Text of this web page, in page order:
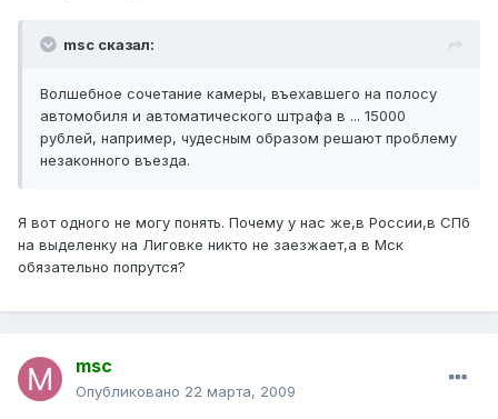
msc сказал:
Волшебное сочетание камеры, въехавшего на полосу
автомобиля и автоматического штрафа в ... 15000
рублей, например, чудесным образом решают проблему
незаконного въезда.
Я вот одного не могу понять. Почему у нас же,в России,в СПб
на выделенку на Лиговке никто не заезжает,а в Мск
обязательно попрутся?
msc
Опубликовано 22 марта, 2009